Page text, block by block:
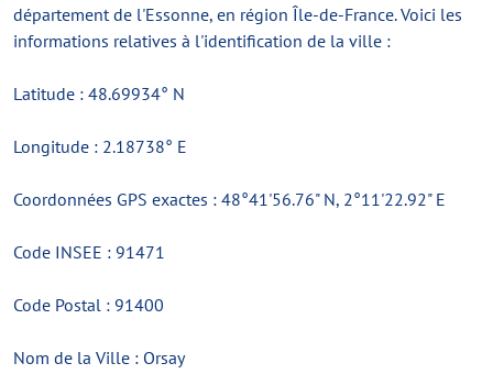
département de l'Essonne, en région Île-de-France. Voici les
informations relatives à l'identification de la ville :
Latitude : 48.69934° N
Longitude : 2.18738° E
Coordonnées GPS exactes : 48°41'56.76" N, 2°11'22.92" E
Code INSEE : 91471
Code Postal : 91400
Nom de la Ville : Orsay